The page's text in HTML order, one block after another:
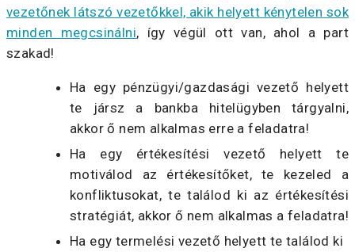
vezetőnek látszó vezetőkkel, akik helyett kénytelen sok
minden megcsinálni, így végül ott van, ahol a part
szakad!
Ha egy pénzügyi/gazdasági vezető helyett
te jársz a bankba hitelügyben tárgyalni,
akkor ő nem alkalmas erre a feladatra!
Ha egy értékesítési vezető helyett te
motiválod az értékesítőket, te kezeled a
konfliktusokat, te találod ki az értékesítési
stratégiát, akkor ő nem alkalmas a feladatra!
Ha egy termelési vezető helyett te találod ki